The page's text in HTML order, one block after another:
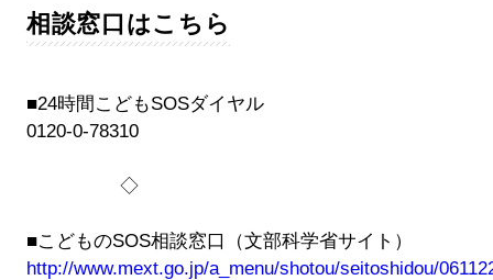
相談窓口はこちら
■24時間こどもSOSダイヤル
0120-0-78310
◇
■こどものSOS相談窓口（文部科学省サイト）
http://www.mext.go.jp/a_menu/shotou/seitoshidou/